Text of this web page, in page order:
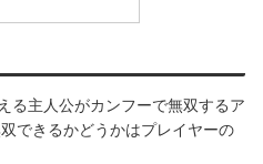
る主人公がカンフーで無双するア
できるかどうかはプレイヤーの